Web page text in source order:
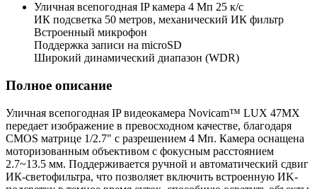
Уличная всепогодная IP камера 4 Мп 25 к/с
ИК подсветка 50 метров, механический ИК фильтр
Встроенный микрофон
Поддержка записи на microSD
Широкий динамический диапазон (WDR)
Полное описание
Уличная всепогодная IP видеокамера Novicam™ LUX 47MХ
передает изображение в превосходном качестве, благодаря
CMOS матрице 1/2.7" с разрешением 4 Мп. Камера оснащена
моторизованным объективом с фокусным расстоянием
2.7~13.5 мм. Поддерживается ручной и автоматический сдвиг
ИК-светофильтра, что позволяет включить встроенную ИK-